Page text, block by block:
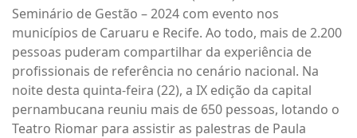
Seminário de Gestão – 2024 com evento nos
municípios de Caruaru e Recife. Ao todo, mais de 2.200
pessoas puderam compartilhar da experiência de
profissionais de referência no cenário nacional. Na
noite desta quinta-feira (22), a IX edição da capital
pernambucana reuniu mais de 650 pessoas, lotando o
Teatro Riomar para assistir as palestras de Paula